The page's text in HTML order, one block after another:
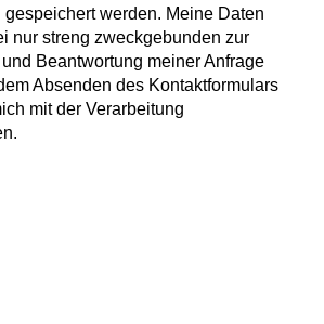
gespeichert werden. Meine Daten
nur streng zweckgebunden zur
Beantwortung meiner Anfrage
Absenden des Kontaktformulars
mit der Verarbeitung